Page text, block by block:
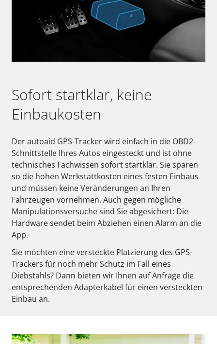
Sofort startklar, keine
Einbaukosten
Der autoaid GPS-Tracker wird einfach in die OBD2-
Schnittstelle Ihres Autos eingesteckt und ist ohne
technisches Fachwissen sofort startklar. Sie sparen
so die hohen Werkstattkosten eines festen Einbaus
und müssen keine Veränderungen an Ihren
Fahrzeugen vornehmen. Auch gegen mögliche
Manipulationsversuche sind Sie abgesichert: Die
Hardware sendet beim Abziehen einen Alarm an die
App.
Sie möchten eine versteckte Platzierung des GPS-
Trackers für noch mehr Schutz im Fall eines
Diebstahls? Dann bieten wir Ihnen auf Anfrage die
entsprechenden Adapterkabel für einen versteckten
Einbau an.